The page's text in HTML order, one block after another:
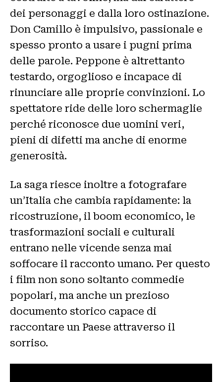
dei personaggi e dalla loro ostinazione.
Don Camillo è impulsivo, passionale e
spesso pronto a usare i pugni prima
delle parole. Peppone è altrettanto
testardo, orgoglioso e incapace di
rinunciare alle proprie convinzioni. Lo
spettatore ride delle loro schermaglie
perché riconosce due uomini veri,
pieni di difetti ma anche di enorme
generosità.
La saga riesce inoltre a fotografare
un’Italia che cambia rapidamente: la
ricostruzione, il boom economico, le
trasformazioni sociali e culturali
entrano nelle vicende senza mai
soffocare il racconto umano. Per questo
i film non sono soltanto commedie
popolari, ma anche un prezioso
documento storico capace di
raccontare un Paese attraverso il
sorriso.